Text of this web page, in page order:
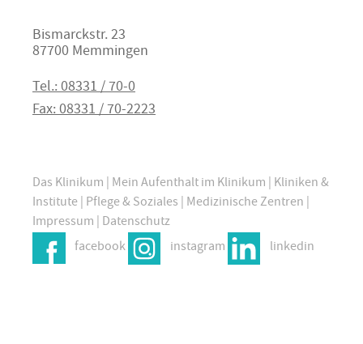
Bismarckstr. 23
87700 Memmingen
Tel.: 08331 / 70-0
Fax: 08331 / 70-2223
Das Klinikum Mein Aufenthalt im Klinikum Kliniken &
Institute Pflege & Soziales Medizinische Zentren
Impressum Datenschutz
facebook
instagram linkedin